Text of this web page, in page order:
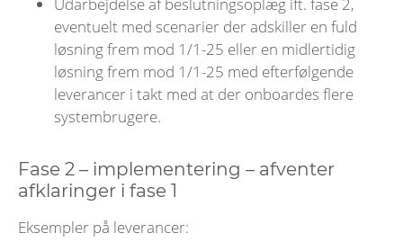
eventuelt med scenarier der adskiller en fuld
løsning frem mod 1/1-25 eller en midlertidig
løsning frem mod 1/1-25 med efterfølgende
leverancer i takt med at der onboardes flere
systembrugere.
Fase 2 – implementering – afventer
afklaringer i fase 1
Eksempler på leverancer: